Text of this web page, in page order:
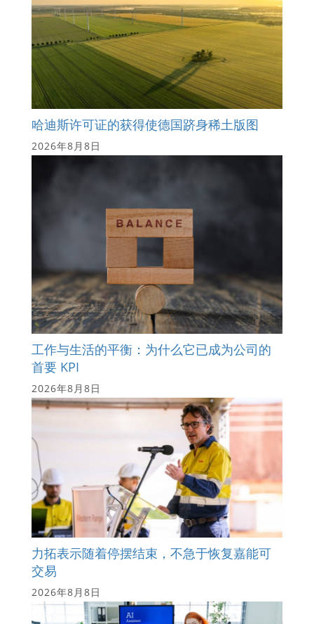
哈迪斯许可证的获得使德国跻身稀土版图
2026年8月8日
工作与生活的平衡：为什么它已成为公司的
首要 KPI
2026年8月8日
力拓表示随着停摆结束，不急于恢复嘉能可
交易
2026年8月8日